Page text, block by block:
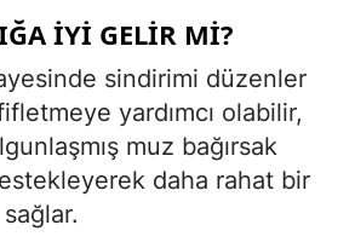
İYI GELIR MI?
sindirimi düzenler
yardımcı olabilir,
muz bağırsak
daha rahat bir